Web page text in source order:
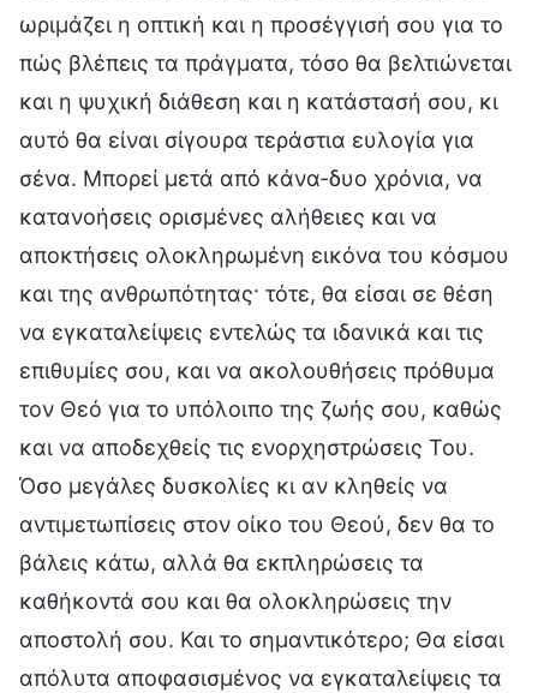
ωριμάζει η οπτική και η προσέγγισή σου για το
πώς βλέπεις τα πράγματα, τόσο θα βελτιώνεται
και η ψυχική διάθεση και η κατάστασή σου, κι
αυτό θα είναι σίγουρα τεράστια ευλογία για
σένα. Μπορεί μετά από κάνα-δυο χρόνια, να
κατανοήσεις ορισμένες αλήθειες και να
αποκτήσεις ολοκληρωμένη εικόνα του κόσμου
και της ανθρωπότητας· τότε, θα είσαι σε θέση
να εγκαταλείψεις εντελώς τα ιδανικά και τις
επιθυμίες σου, και να ακολουθήσεις πρόθυμα
τον Θεό για το υπόλοιπο της ζωής σου, καθώς
και να αποδεχθείς τις ενορχηστρώσεις Του.
Όσο μεγάλες δυσκολίες κι αν κληθείς να
αντιμετωπίσεις στον οίκο του Θεού, δεν θα το
βάλεις κάτω, αλλά θα εκπληρώσεις τα
καθήκοντά σου και θα ολοκληρώσεις την
αποστολή σου. Και το σημαντικότερο; Θα είσαι
απόλυτα αποφασισμένος να εγκαταλείψεις τα